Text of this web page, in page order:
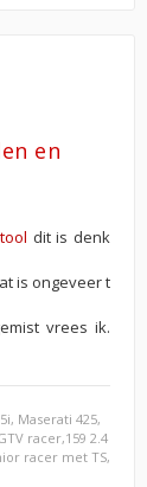
en
dit is denk
is ongeveer t
vrees ik.
Maserati 425,
racer,159 2.4
racer met TS,